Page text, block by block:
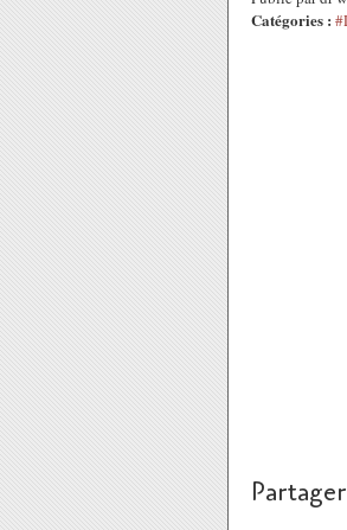
Catégories :